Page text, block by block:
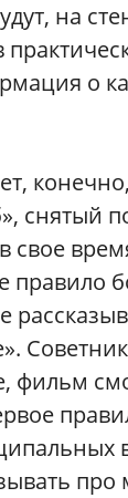
на
о
снятый
свое
правило
фильм
про